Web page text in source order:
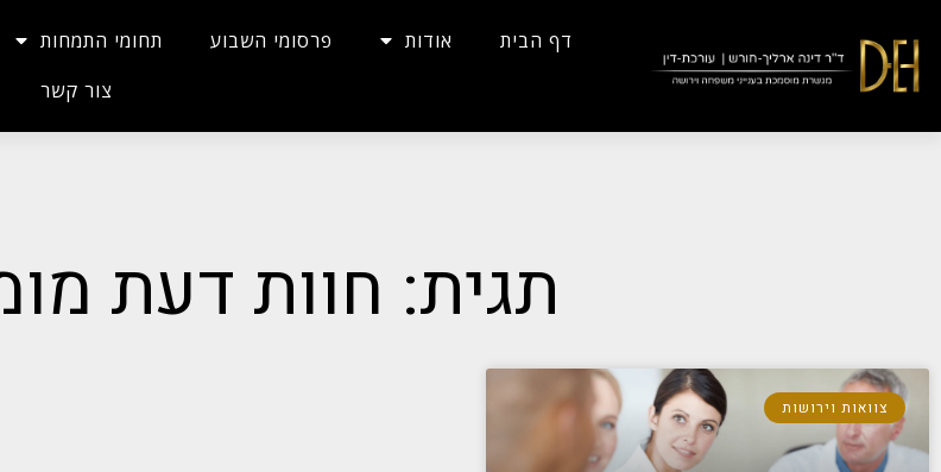
דף הבית אודות פרסומי השבוע תחומי התמחות
צור קשר
תגית: חוות דעת
צוואות וירושות